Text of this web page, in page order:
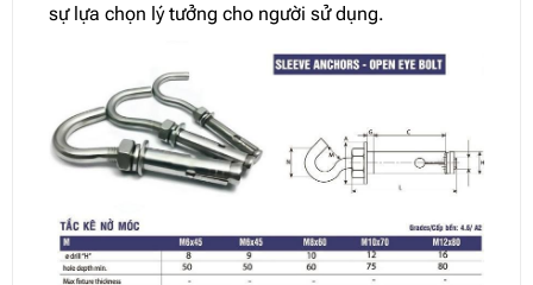
sự lựa chọn lý tưởng cho người sử dụng.